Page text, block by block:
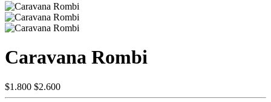
Caravana Rombi
$1.800 $2.600